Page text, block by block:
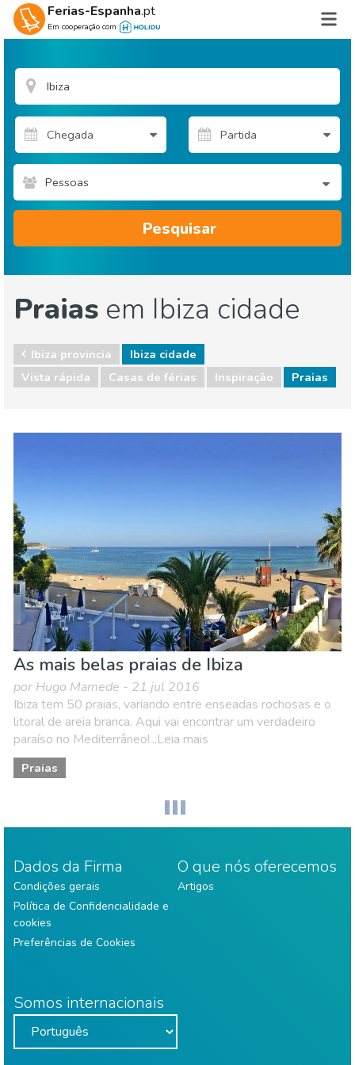
Ferias-Espanha.pt
Em cooperação com
Pessoas
Pesquisar
Praias em Ibiza cidade
Ibiza provincia
Ibiza cidade
Vista rápida
Casas de férias Inspiração Praias
As mais belas praias de Ibiza
por Hugo Mamede - 21 jul 2016
Ibiza tem 50 praias, variando entre enseadas rochosas e o
litoral de areia branca. Aqui vai encontrar um verdadeiro
paraíso no Mediterrâneo!...Leia mais
Praias
Dados da Firma
Condições gerais
Política de Confidencialidade e
cookies
Preferências de Cookies
O que nós oferecemos
Artigos
Somos internacionais